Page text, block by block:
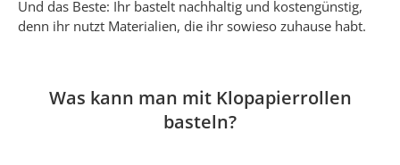
Und das Beste: Ihr bastelt nachhaltig und kostengünstig,
denn ihr nutzt Materialien, die ihr sowieso zuhause habt.
Was kann man mit Klopapierrollen
basteln?